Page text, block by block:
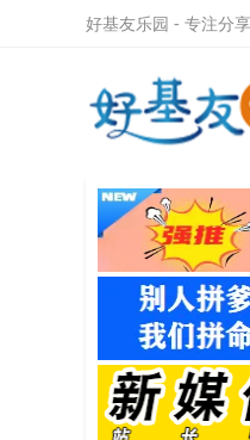
好基友乐园 - 专注分